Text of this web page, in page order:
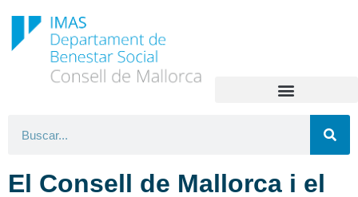
El Consell de Mallorca i el